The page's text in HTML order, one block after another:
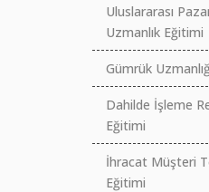
Uluslararası
Uzmanlık Eğitimi
Gümrük
Dahilde İşleme
Eğitimi
İhracat Müşteri
Eğitimi